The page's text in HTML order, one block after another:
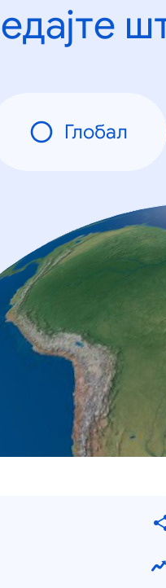
Глобал